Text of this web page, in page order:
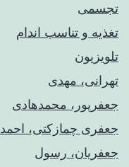
تجسمی
تغذیه و تناسب اندام
تلویزیون
تهرانی، مهدی
جعفرپور، محمدهادی
جعفری چمازکتی، احمد
جعفریان، رسول